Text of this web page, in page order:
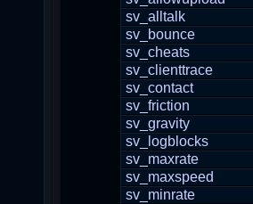
sv_alltalk
sv_bounce
sv_cheats
sv_clienttrace
sv_contact
sv_friction
sv_gravity
sv_logblocks
sv_maxrate
sv_maxspeed
sv_minrate